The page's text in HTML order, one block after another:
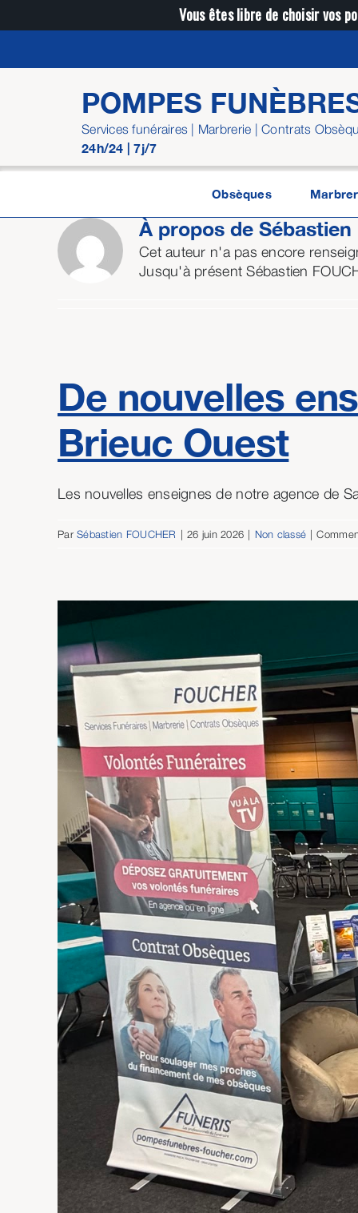
au
Vous êtes libre de choisir vos
POMPES
Services funéraires | Marbrerie | Contrats
24h/24 | 7j/7
Obsèques
À propos de Sébastien
Cet auteur n'a pas encore
Jusqu'à présent Sébastien
De nouvelles
Brieuc Ouest
Les nouvelles enseignes de notre agence de
ParSébastien FOUCHER | 26 juin 2026 | Non classé |